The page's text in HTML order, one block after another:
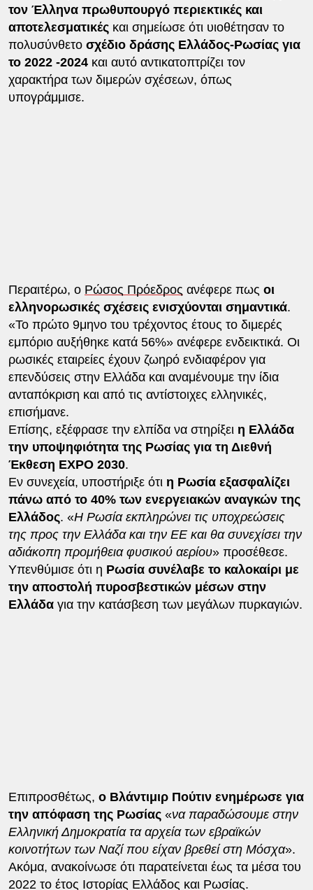
τον Έλληνα πρωθυπουργό περιεκτικές και
αποτελεσματικέςκαι σημείωσε ότι υιοθέτησαν το
πολυσύνθετο σχέδιο δράσης Ελλάδος-Ρωσίας για
το 2022 -2024και αυτό αντικατοπτρίζει τον
χαρακτήρα των διμερών σχέσεων, όπως
υπογράμμισε.
Περαιτέρω, ο Ρώσος Πρόεδρος ανέφερε πως οι
ελληνορωσικές σχέσεις ενισχύονται σημαντικά.
«Το πρώτο 9μηνο του τρέχοντος έτους το διμερές
εμπόριο αυξήθηκε κατά 56%» ανέφερε ενδεικτικά. Οι
ρωσικές εταιρείες έχουν ζωηρό ενδιαφέρον για
επενδύσεις στην Ελλάδα και αναμένουμε την ίδια
ανταπόκριση και από τις αντίστοιχες ελληνικές,
επισήμανε.
Επίσης, εξέφρασε την ελπίδα να στηρίξει η Ελλάδα
την υποψηφιότητα της Ρωσίας για τη Διεθνή
Έκθεση ΕΧPO 2030.
Εν συνεχεία, υποστήριξε ότι η Ρωσία εξασφαλίζει
πάνω από το 40% των ενεργειακών αναγκών της
Ελλάδος. «Η Ρωσία εκπληρώνει τις υποχρεώσεις
της προς την Ελλάδα και την ΕΕ και θα συνεχίσει την
αδιάκοπη προμήθεια φυσικού αερίου» προσέθεσε.
Υπενθύμισε ότι η Ρωσία συνέλαβε το καλοκαίρι με
την αποστολή πυροσβεστικών μέσων στην
Ελλάδαγια την κατάσβεση των μεγάλων πυρκαγιών.
Επιπροσθέτως, ο Βλάντιμιρ Πούτιν ενημέρωσε για
την απόφαση της Ρωσίας«να παραδώσουμε στην
Ελληνική Δημοκρατία τα αρχεία των εβραϊκών
κοινοτήτων των Ναζί που είχαν βρεθεί στη Μόσχα».
Ακόμα, ανακοίνωσε ότι παρατείνεται έως τα μέσα του
2022 το έτος Ιστορίας Ελλάδος και Ρωσίας.